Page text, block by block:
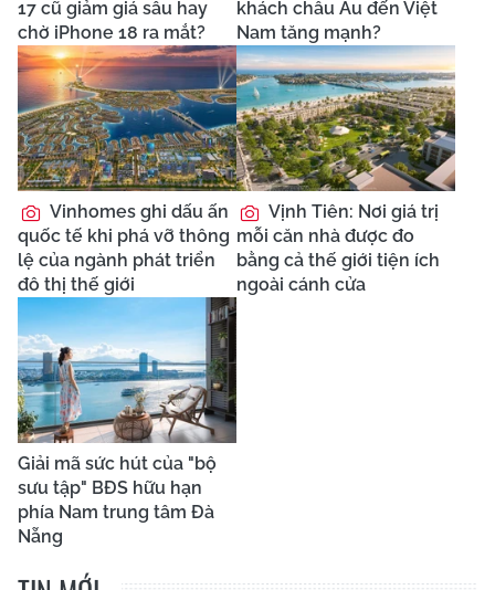
17 cũ giảm giá sâu hay
chờ iPhone 18 ra mắt?
khách châu Âu đến Việt
Nam tăng mạnh?
Vinhomes ghi dấu ấn
quốc tế khi phá vỡ thông
lệ của ngành phát triển
đô thị thế giới
Vịnh Tiên: Nơi giá trị
mỗi căn nhà được đo
bằng cả thế giới tiện ích
ngoài cánh cửa
Giải mã sức hút của "bộ
sưu tập" BĐS hữu hạn
phía Nam trung tâm Đà
Nẵng